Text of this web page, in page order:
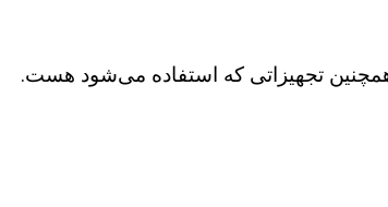
تجهیزاتی که استفاده می‌شود هست.